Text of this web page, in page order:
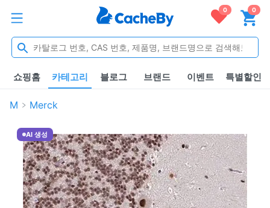
0 0
쇼핑홈 카테고리 블로그 브랜드 이벤트 특별할인
M Merck
AI 생성